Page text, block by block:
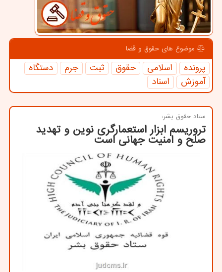
موضوع های حقوق و قضا
پرونده اسلامی حقوق ثبت جرم
دستگاه
آموزش
اسناد
ستاد حقوق بشر:
تروریسم ابزار استعمارگری نوین و تهدید
صلح و امنیت جهانی است